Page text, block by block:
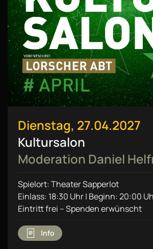
Dienstag, 27.04.2027
Kultursalon
Moderation Daniel
Spielort: Theater Sapperlot
Einlass: 18:30 Uhr | Beginn: 20:00
Eintritt frei – Spenden erwünscht
Info